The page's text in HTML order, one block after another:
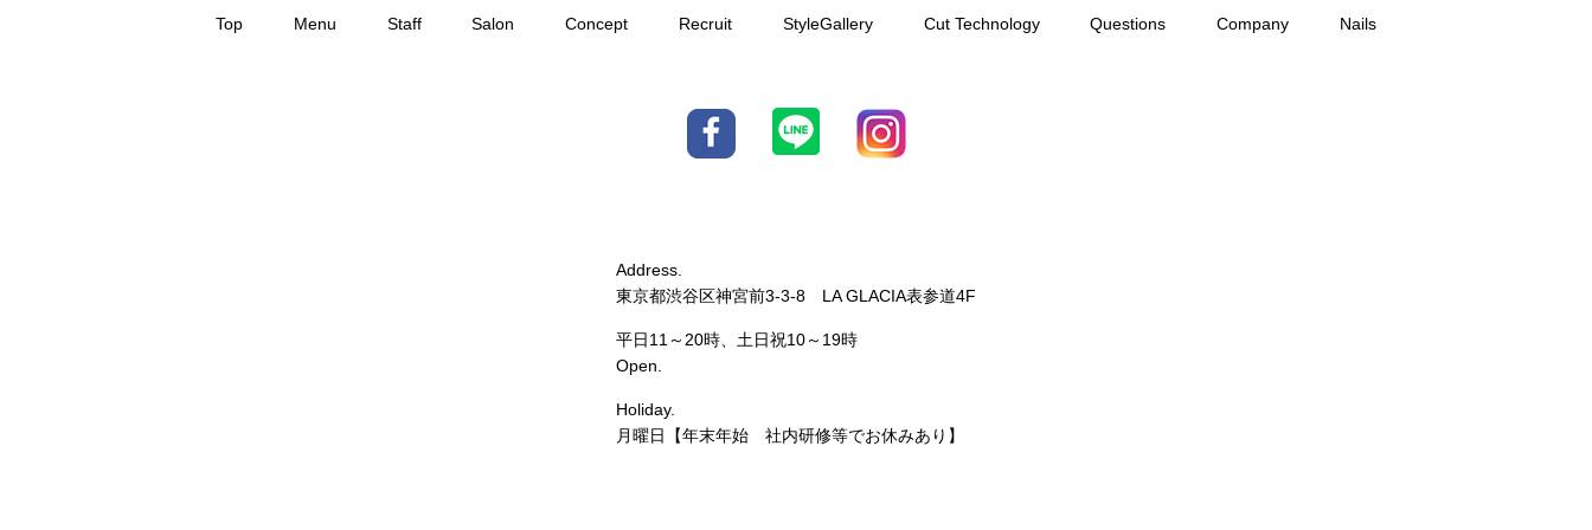
Top Menu Staff Salon Concept Recruit StyleGallery Cut Technology Questions Company Nails
Address.
東京都渋谷区神宮前3-3-8 LA GLACIA表参道4F
平日11～20時、土日祝10～19時
Open.
Holiday.
月曜日【年末年始 社内研修等でお休みあり】